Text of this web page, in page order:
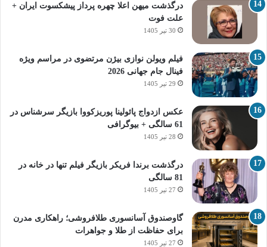
درگذشت میهن اعلا چهره پرداز پیشکسوت ایران +
علت فوت
30 تیر 1405
فیلم ویولن نوازی بیژن مرتضوی در مراسم ویژه
فینال جام جهانی 2026
29 تیر 1405
عکس ازدواج پائولینا پوریزکووا بازیگر سرشناس در
61 سالگی + بیوگرافی
28 تیر 1405
درگذشت برندا فریکر بازیگر فیلم تنها در خانه در
81 سالگی
27 تیر 1405
گاوصندوق آسانسوری طلافروشی؛ راهکاری مدرن
برای حفاظت از طلا و جواهرات
27 تیر 1405